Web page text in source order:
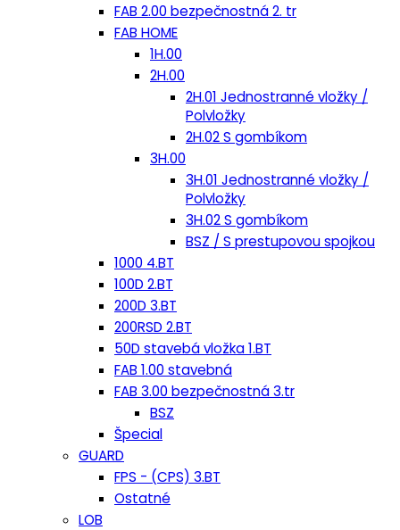
FAB 2.00 bezpečnostná 2. tr
FAB HOME
1H.00
2H.00
2H.01 Jednostranné vložky /
Polvložky
2H.02 S gombíkom
3H.00
3H.01 Jednostranné vložky /
Polvložky
3H.02 S gombíkom
BSZ / S prestupovou spojkou
1000 4.BT
100D 2.BT
200D 3.BT
200RSD 2.BT
50D stavebá vložka 1.BT
FAB 1.00 stavebná
FAB 3.00 bezpečnostná 3.tr
BSZ
Špecial
GUARD
FPS - (CPS) 3.BT
Ostatné
LOB